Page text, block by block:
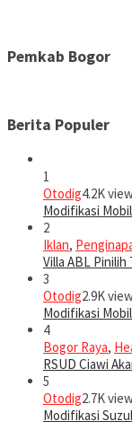
Pemkab Bogor
Berita Populer
1
Otodig4.2K
Modifikasi
2
Iklan,
Villa ABL
3
Otodig2.9K
Modifikasi
4
Bogor Raya,
RSUD Ciawi
5
Otodig2.7K
Modifikasi